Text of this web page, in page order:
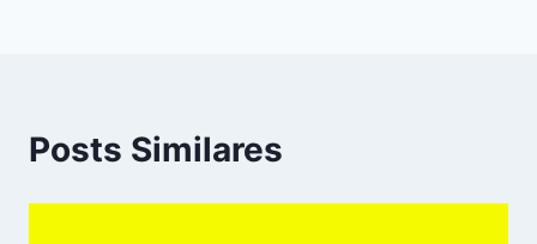
Posts Similares